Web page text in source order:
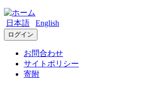
日本語 English
ログイン
お問合わせ
サイトポリシー
寄附